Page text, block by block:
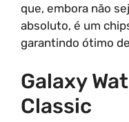
que, embora não
absoluto, é um
garantindo ótimo
Galaxy
Classic